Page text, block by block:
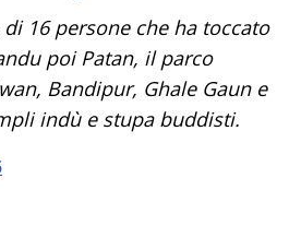
poi Patan, il parco
Bandipur, Ghale Gaun e
indù e stupa buddisti.